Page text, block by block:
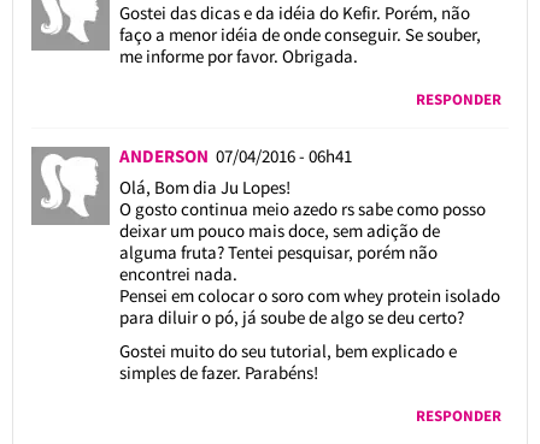
Gostei das dicas e da idéia do Kefir. Porém, não
faço a menor idéia de onde conseguir. Se souber,
me informe por favor. Obrigada.
RESPONDER
ANDERSON 07/04/2016 - 06h41
Olá, Bom dia Ju Lopes!
O gosto continua meio azedo rs sabe como posso
deixar um pouco mais doce, sem adição de
alguma fruta? Tentei pesquisar, porém não
encontrei nada.
Pensei em colocar o soro com whey protein isolado
para diluir o pó, já soube de algo se deu certo?
Gostei muito do seu tutorial, bem explicado e
simples de fazer. Parabéns!
RESPONDER